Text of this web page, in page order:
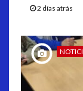
2 días atrás